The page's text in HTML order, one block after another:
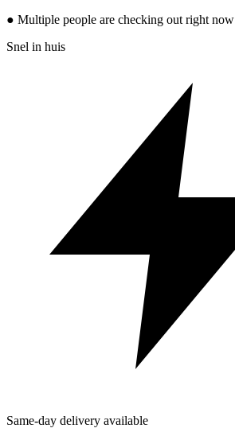
● Multiple people are checking out right now
Snel in huis
Same-day delivery available